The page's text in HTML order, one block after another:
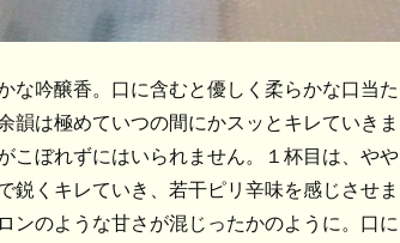
な吟醸香。口に含むと優しく柔らかな口当た
韻は極めていつの間にかスッとキレていきま
こぼれずにはいられません。１杯目は、やや
鋭くキレていき、若干ピリ辛味を感じさせま
ンのような甘さが混じったかのように。口に